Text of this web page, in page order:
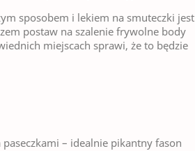
sposobem i lekiem na smuteczki jest
postaw na szalenie frywolne body
miejscach sprawi, że to będzie
– idealnie pikantny fason